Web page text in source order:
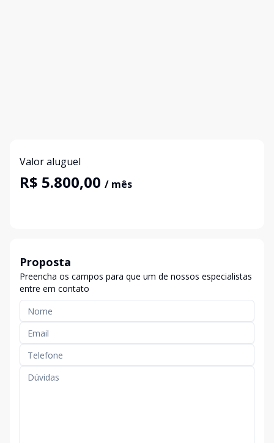
Valor aluguel
R$ 5.800,00 / mês
Proposta
Preencha os campos para que um de nossos especialistas
entre em contato